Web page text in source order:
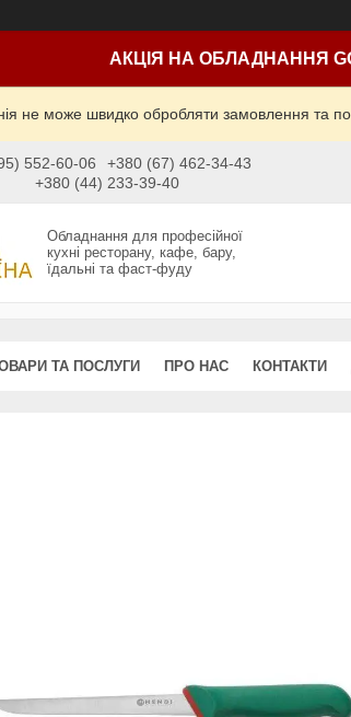
АКЦІЯ НА ОБЛАДНАННЯ
не може швидко обробляти замовлення та
552-60-06
+380 (67) 462-34-43
+380 (44) 233-39-40
Обладнання для професійної
кухні ресторану, кафе, бару,
їдальні та фаст-фуду
ТА ПОСЛУГИ ПРО НАС КОНТАКТИ